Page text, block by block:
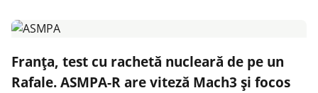
Franța, test cu rachetă nucleară de pe un
Rafale. ASMPA-R are viteză Mach3 și focos